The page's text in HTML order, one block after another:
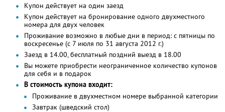
Купон действует на один заезд
Купон действует на бронирование одного двухместного
номера для двух человек
Проживание возможно в любые дни в период: с пятницы по
воскресенье (с 7 июля по 31 августа 2012 г.)
Заезд в 14.00, бесплатный поздний выезд в 18.00
Вы можете приобрести неограниченное количество купонов
для себя и в подарок
В стоимость купона входит:
Проживание в двухместном номере выбранной категории
Завтрак (шведский стол)